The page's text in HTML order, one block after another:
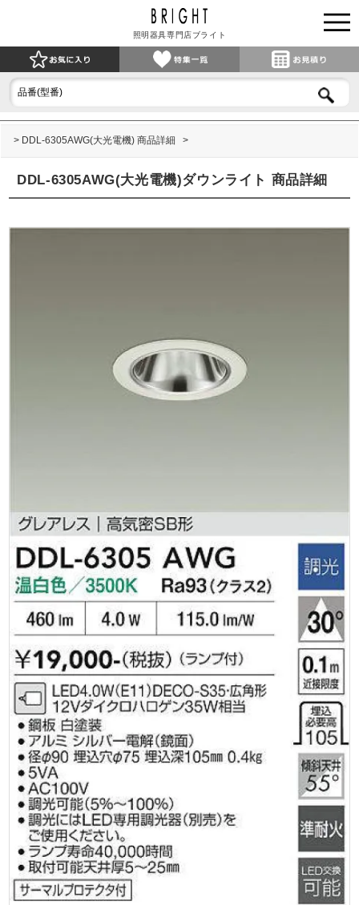
照明器具専門店ブライト
DDL-6305AWG(大光電機) 商品詳細
DDL-6305AWG(大光電機)ダウンライト 商品詳細